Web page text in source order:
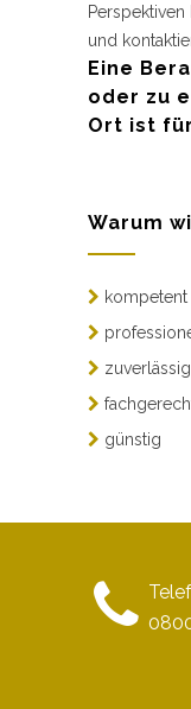
und
Eine
oder zu
Ort ist
Warum
kompetent
zuverlässig
günstig